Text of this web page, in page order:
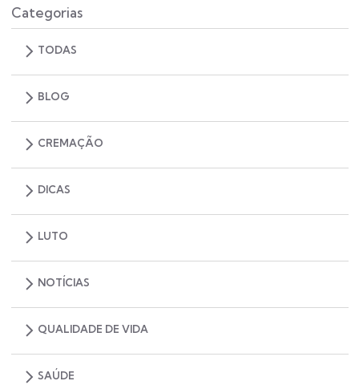
Categorias
TODAS
BLOG
CREMAÇÃO
DICAS
LUTO
NOTÍCIAS
QUALIDADE DE VIDA
SAÚDE